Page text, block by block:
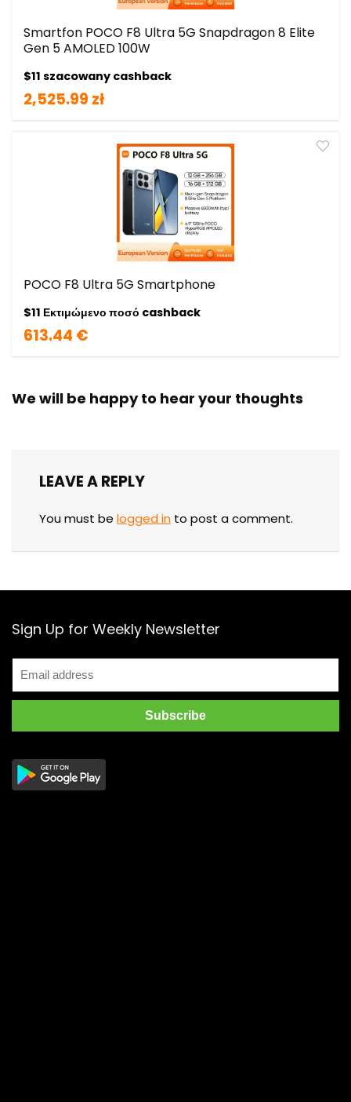
Smartfon POCO F8 Ultra 5G Snapdragon 8 Elite
Gen 5 AMOLED 100W
$11 szacowany cashback
2,525.99 zł
POCO F8 Ultra 5G Smartphone
$11 Εκτιμώμενο ποσό cashback
613.44 €
We will be happy to hear your thoughts
LEAVE A REPLY
You must be logged in to post a comment.
Sign Up for Weekly Newsletter